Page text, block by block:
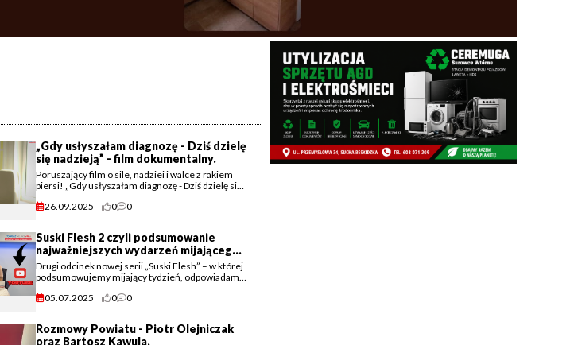
„Gdy usłyszałam diagnozę - Dziś dzielę
się nadzieją” - film dokumentalny.
Poruszający film o sile, nadziei i walce z rakiem
piersi! „Gdy usłyszałam diagnozę - Dziś dzielę się
która zmierzyła się z (...)
26.09.2025 0 0
Suski Flesh 2 czyli podsumowanie
najważniejszych wydarzeń mijającego
tygodnia.
Drugi odcinek nowej serii „Suski Flesh” – w której
podsumowujemy mijający tydzień, odpowiadamy
najważniejszych wydarzeń.
05.07.2025 0 0
Rozmowy Powiatu - Piotr Olejniczak
oraz Bartosz Kawula.